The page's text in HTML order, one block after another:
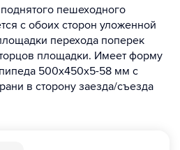
пешеходного
с обоих сторон уложенной
перехода поперек
площадки. Имеет форму
500х450х5-58 мм с
в сторону заезда/съезда